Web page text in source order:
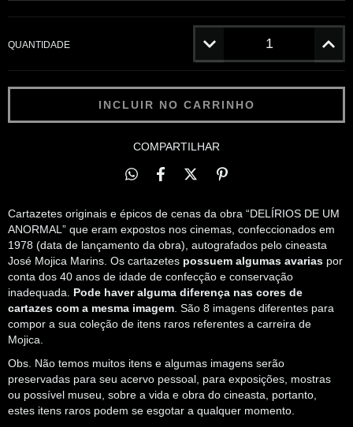
QUANTIDADE
COMPARTILHAR
Cartazetes originais e épicos de cenas da obra “DELÍRIOS DE UM
ANORMAL” que eram expostos nos cinemas, confeccionados em
1978 (data de lançamento da obra), autografados pelo cineasta
José Mojica Marins. Os cartazetes possuem algumas avarias por
conta dos 40 anos de idade de confecção e conservação
inadequada. Pode haver alguma diferença nas cores de
cartazes com a mesma imagem . São 8 imagens diferentes para
compor a sua coleção de itens raros referentes a carreira de
Mojica.
Obs. Não temos muitos itens e algumas imagens serão
preservadas para seu acervo pessoal, para exposições, mostras
ou possível museu, sobre a vida e obra do cineasta, portanto,
estes itens raros podem se esgotar a qualquer momento.